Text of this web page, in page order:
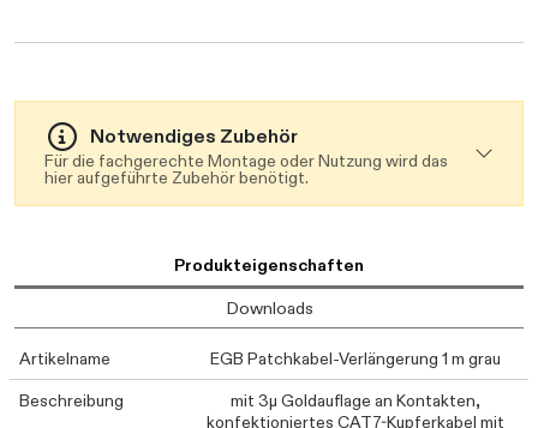
Notwendiges Zubehör
Für die fachgerechte Montage oder Nutzung wird das
hier aufgeführte Zubehör benötigt.
Produkteigenschaften
Downloads
Artikelname
EGB Patchkabel-Verlängerung 1 m grau
Beschreibung
mit 3μ Goldauflage an Kontakten,
konfektioniertes CAT7-Kupferkabel mit